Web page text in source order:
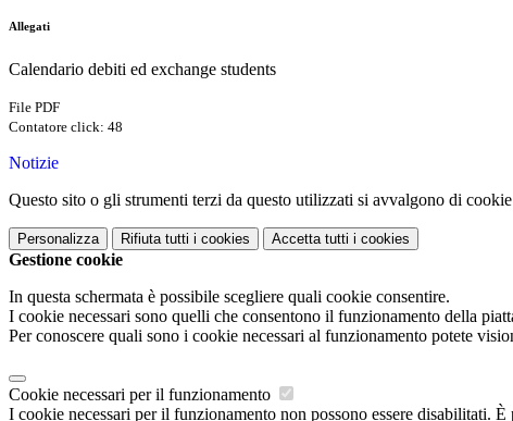
Allegati
Calendario debiti ed exchange students
File PDF
Contatore click: 48
Notizie
Questo sito o gli strumenti terzi da questo utilizzati si avvalgono di
Personalizza Rifiuta tutti i cookies Accetta tutti i cookies
Gestione cookie
In questa schermata è possibile scegliere quali cookie consentire.
I cookie necessari sono quelli che consentono il funzionamento della
Per conoscere quali sono i cookie necessari al funzionamento potete
Cookie necessari per il funzionamento
I cookie necessari per il funzionamento non possono essere disabilitati.